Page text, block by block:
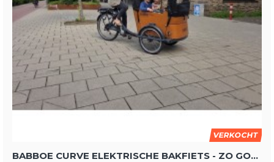
VERKOCHT
BABBOE CURVE ELEKTRISCHE BAKFIETS - ZO GOED ALS NIEUW